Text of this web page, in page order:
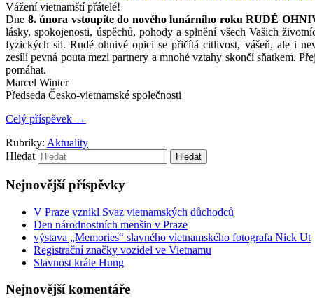
Vážení vietnamští přátelé!
Dne 8. února vstoupíte do nového lunárního roku RUDÉ
lásky, spokojenosti, úspěchů, pohody a splnění všech Vašich
fyzických sil. Rudé ohnivé opici se přičítá citlivost, vášeň, ale i
zesílí pevná pouta mezi partnery a mnohé vztahy skončí sňatkem.
pomáhat.
Marcel Winter
Předseda Česko-vietnamské společnosti
Celý příspěvek →
Rubriky: Aktuality
Hledat
Nejnovější příspěvky
V Praze vznikl Svaz vietnamských důchodců
Den národnostních menšin v Praze
výstava „Memories“ slavného vietnamského fotografa Nick Ut
Registrační značky vozidel ve Vietnamu
Slavnost krále Hung
Nejnovější komentáře